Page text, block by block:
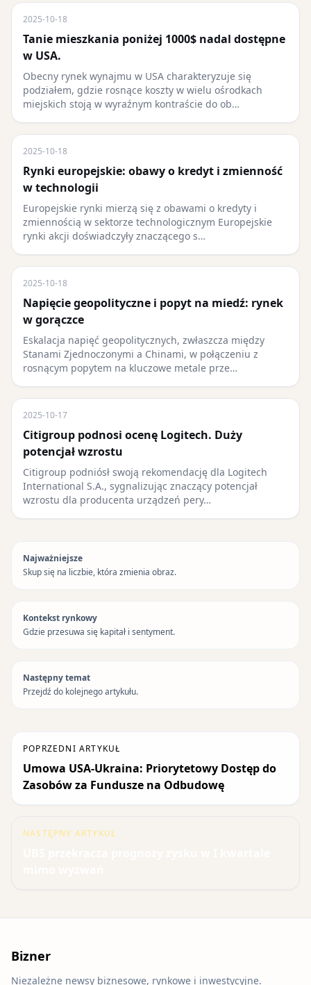
2025-10-18
Tanie mieszkania poniżej 1000$ nadal dostępne
w USA.
Obecny rynek wynajmu w USA charakteryzuje się
podziałem, gdzie rosnące koszty w wielu ośrodkach
miejskich stoją w wyraźnym kontraście do ob…
2025-10-18
Rynki europejskie: obawy o kredyt i zmienność
w technologii
Europejskie rynki mierzą się z obawami o kredyty i
zmiennością w sektorze technologicznym Europejskie
rynki akcji doświadczyły znaczącego s…
2025-10-18
Napięcie geopolityczne i popyt na miedź: rynek
w gorączce
Eskalacja napięć geopolitycznych, zwłaszcza między
Stanami Zjednoczonymi a Chinami, w połączeniu z
rosnącym popytem na kluczowe metale prze…
2025-10-17
Citigroup podnosi ocenę Logitech. Duży
potencjał wzrostu
Citigroup podniósł swoją rekomendację dla Logitech
International S.A., sygnalizując znaczący potencjał
wzrostu dla producenta urządzeń pery…
Najważniejsze
Skup się na liczbie, która zmienia obraz.
Kontekst rynkowy
Gdzie przesuwa się kapitał i sentyment.
Następny temat
Przejdź do kolejnego artykułu.
POPRZEDNI ARTYKUŁ
Umowa USA-Ukraina: Priorytetowy Dostęp do
Zasobów za Fundusze na Odbudowę
NASTĘPNY ARTYKUŁ
Bizner
Niezależne newsy biznesowe, rynkowe i inwestycyjne.